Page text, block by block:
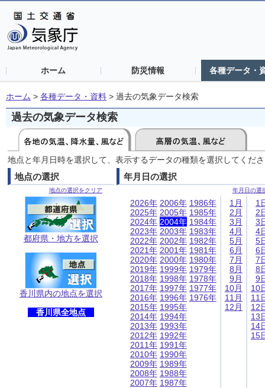
ホーム 防災情報 各種データ・
ホーム > 各種データ・資料 > 過去の気象データ検索
過去の気象データ検索
地点と年月日時を選択して、表示するデータの種類を選択してくだ
地点の選択
地点の選択をクリア
都府県・地方を選択
香川県内の地点を選択
香川県全地点
年月日の選択
年月日の選
2026年
2025年
2024年
2023年
2022年
2021年
2020年
2019年
2018年
2017年
2016年
2015年
2014年
2013年
2012年
2011年
2010年
2009年
2008年
2007年
2006年
2005年
2004年
2003年
2002年
2001年
2000年
1999年
1998年
1997年
1996年
1995年
1994年
1993年
1992年
1991年
1990年
1989年
1988年
1987年
1986年
1985年
1984年
1983年
1982年
1981年
1980年
1979年
1978年
1977年
1976年
1月
2月
3月
4月
5月
6月
7月
8月
9月
10月
11月
12月
1
2
3
4
5
6
7
8
9
10
11
12
13
14
15